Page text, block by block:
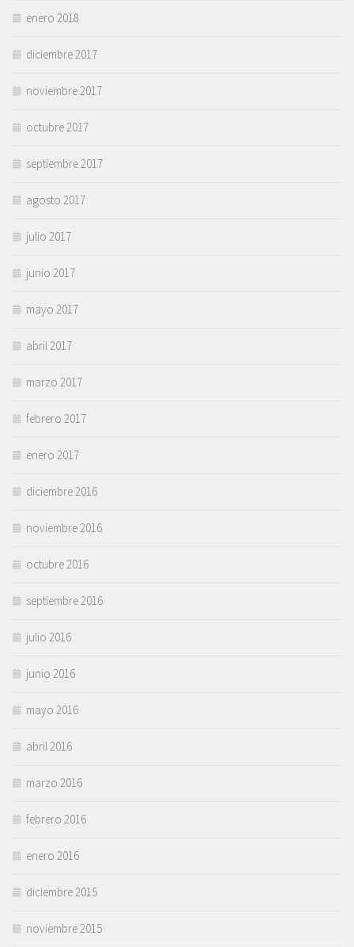
enero 2018
diciembre 2017
noviembre 2017
octubre 2017
septiembre 2017
agosto 2017
julio 2017
junio 2017
mayo 2017
abril 2017
marzo 2017
febrero 2017
enero 2017
diciembre 2016
noviembre 2016
octubre 2016
septiembre 2016
julio 2016
junio 2016
mayo 2016
abril 2016
marzo 2016
febrero 2016
enero 2016
diciembre 2015
noviembre 2015